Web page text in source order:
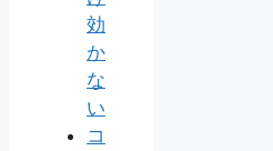
効
か
な
い
コ